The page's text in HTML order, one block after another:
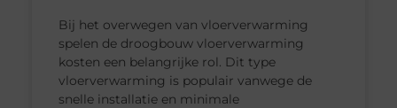
Bij het overwegen van vloerverwarming
spelen de droogbouw vloerverwarming
kosten een belangrijke rol. Dit type
vloerverwarming is populair vanwege de
snelle installatie en minimale